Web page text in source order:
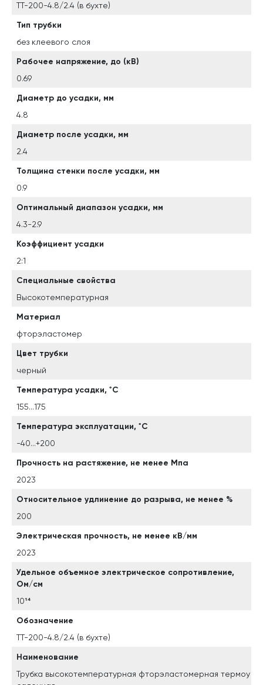
ТТ-200-4.8/2.4 (в бухте)
Тип трубки
без клеевого слоя
Рабочее напряжение, до (кВ)
0.69
Диаметр до усадки, мм
4.8
Диаметр после усадки, мм
2.4
Толщина стенки после усадки, мм
0.9
Оптимальный диапазон усадки, мм
4.3-2.9
Коэффициент усадки
2:1
Специальные свойства
Высокотемпературная
Материал
фторэластомер
Цвет трубки
черный
Температура усадки, ˚С
155...175
Температура эксплуатации, ˚С
-40...+200
Прочность на растяжение, не менее Мпа
2023
Относительное удлинение до разрыва, не менее %
200
Электрическая прочность, не менее кВ/мм
2023
Удельное объемное электрическое сопротивление,
Ом/см
10¹⁴
Обозначение
ТТ-200-4.8/2.4 (в бухте)
Наименование
Трубка высокотемпературная фторэластомерная термоу